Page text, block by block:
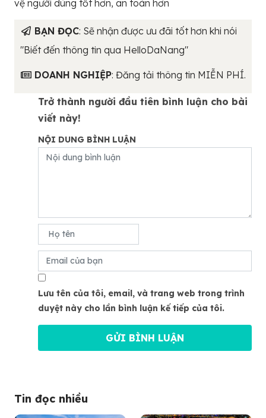
vệ người dùng tốt hơn, an toàn hơn
BẠN ĐỌC: Sẽ nhận được ưu đãi tốt hơn khi nói
"Biết đến thông tin qua HelloDaNang"
DOANH NGHIỆP: Đăng tải thông tin MIỄN PHÍ.
Trở thành người đầu tiên bình luận cho bài
viết này!
NỘI DUNG BÌNH LUẬN
Lưu tên của tôi, email, và trang web trong trình
duyệt này cho lần bình luận kế tiếp của tôi.
Tin đọc nhiều